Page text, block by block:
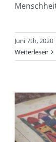
Juni 7th, 2020
Weiterlesen